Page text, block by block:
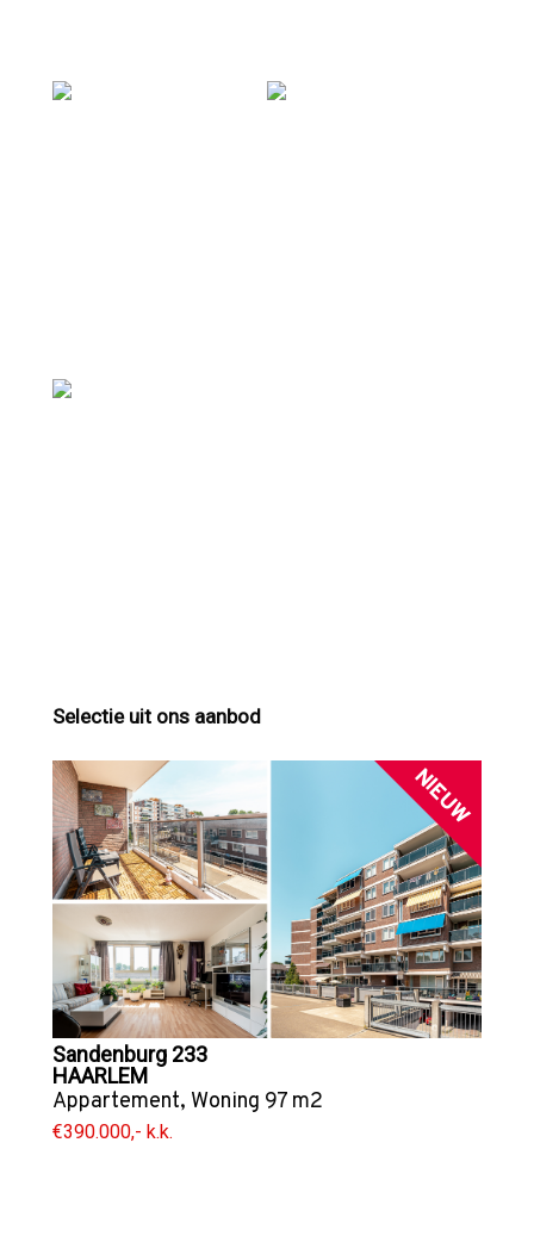
Selectie uit ons aanbod
NIEUW
Sandenburg 233
HAARLEM
Appartement, Woning 97 m2
€390.000,- k.k.